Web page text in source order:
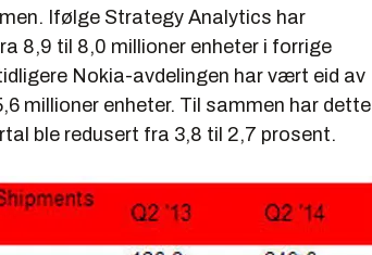
Ifølge Strategy Analytics har
8,9 til 8,0 millioner enheter i forrige
Nokia-avdelingen har vært eid av
millioner enheter. Til sammen har dette
ble redusert fra 3,8 til 2,7 prosent.